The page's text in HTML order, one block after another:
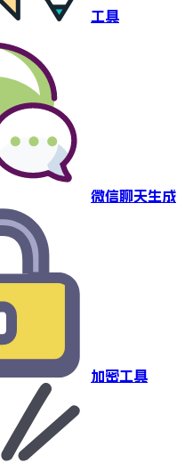
工具
微信聊天生成
加密工具